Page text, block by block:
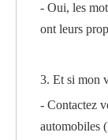
- Oui, les
ont leurs
3. Et si mon
- Contactez
automobiles